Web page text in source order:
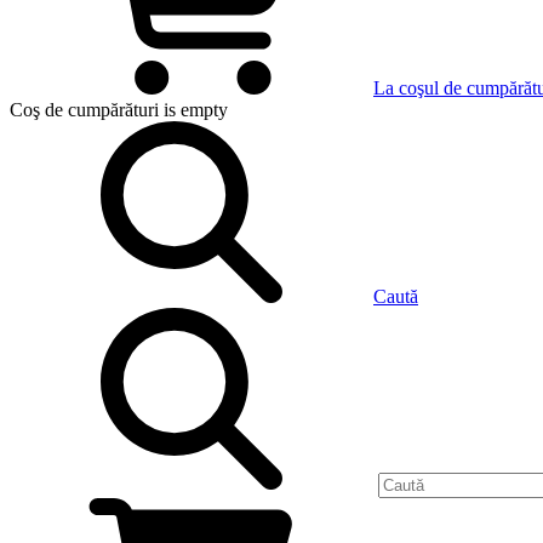
La coşul de
Coş de cumpărături is empty
Caută